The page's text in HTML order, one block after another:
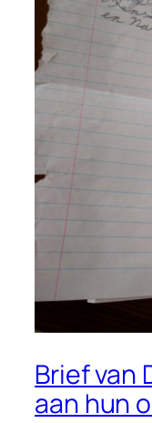
Brief van
aan hun